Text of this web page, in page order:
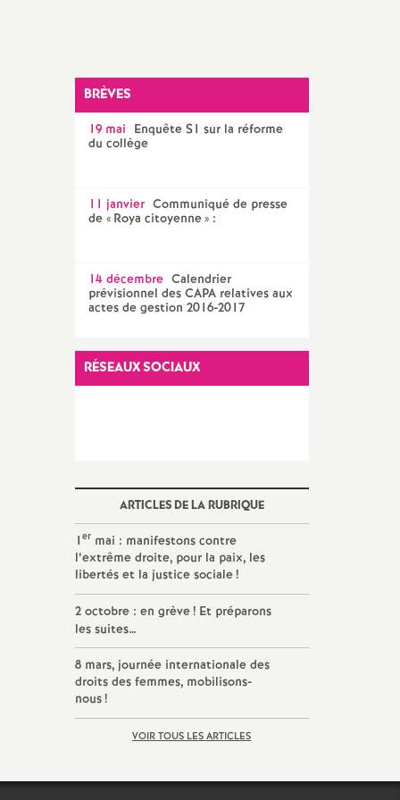
Documentalistes
PsyEN
BRÈVES
19 mai Enquête S1 sur la réforme
du collège
11 janvier Communiqué de presse
de « Roya citoyenne» :
14 décembre Calendrier
prévisionnel des CAPA relatives aux
actes de gestion 2016-2017
RÉSEAUX SOCIAUX
ARTICLES DE LA RUBRIQUE
1ermai : manifestons contre
l’extrême droite, pour la paix, les
libertés et la justice sociale!
2 octobre : en grève! Et préparons
les suites…
8 mars, journée internationale des
droits des femmes, mobilisons-
nous!
VOIR TOUS LES ARTICLES